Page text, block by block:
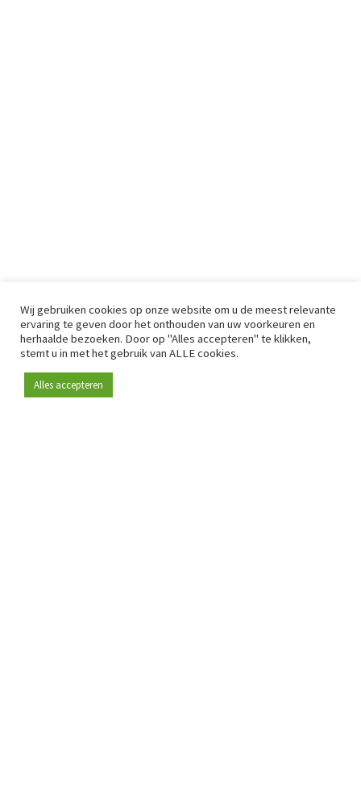
Wij gebruiken cookies op onze website om u de meest relevante
ervaring te geven door het onthouden van uw voorkeuren en
herhaalde bezoeken. Door op "Alles accepteren" te klikken,
stemt u in met het gebruik van ALLE cookies.
Alles accepteren